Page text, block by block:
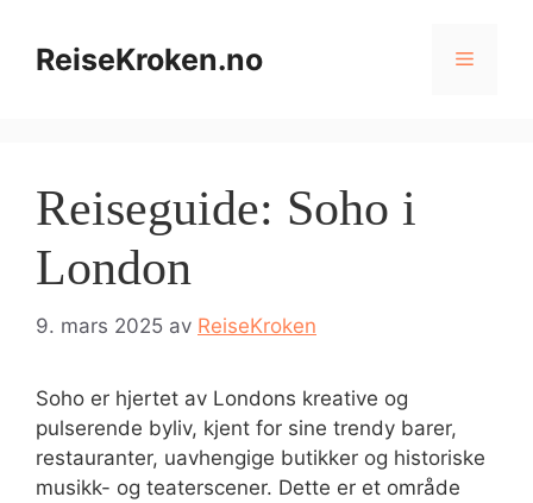
innholdReiseKroken.no Meny
Reiseguide: Soho i
London
9. mars 2025 av ReiseKroken
Soho er hjertet av Londons kreative og
pulserende byliv, kjent for sine trendy barer,
restauranter, uavhengige butikker og historiske
musikk- og teaterscener. Dette er et område